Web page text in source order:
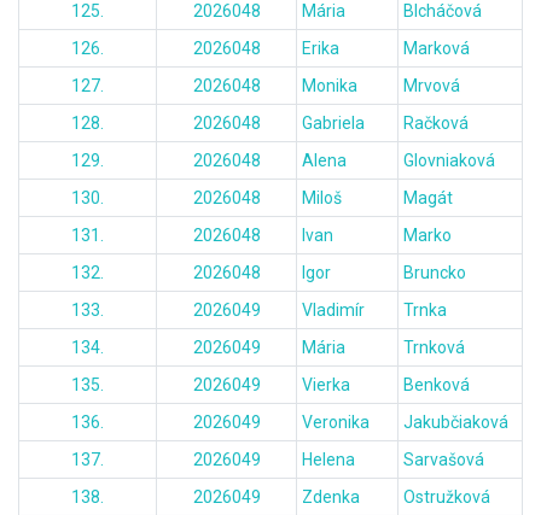
125.
2026048 Mária
Blcháčová
126.
2026048 Erika
Marková
127.
2026048 Monika
Mrvová
128.
2026048 Gabriela
Račková
129.
2026048 Alena
Glovniaková
130.
2026048 Miloš
Magát
131.
2026048 Ivan
Marko
132.
2026048 Igor
Bruncko
133.
2026049 Vladimír
Trnka
134.
2026049 Mária
Trnková
135.
2026049 Vierka
Benková
136.
2026049 Veronika
Jakubčiaková
137.
2026049 Helena
Sarvašová
138.
2026049 Zdenka
Ostružková